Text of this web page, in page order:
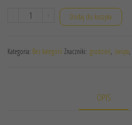
ilość
ŚWIĄTECZNYCH
Dodaj do koszyka
Kategoria: Bez kategorii Znaczniki: .grudzień, .święta,
OPIS